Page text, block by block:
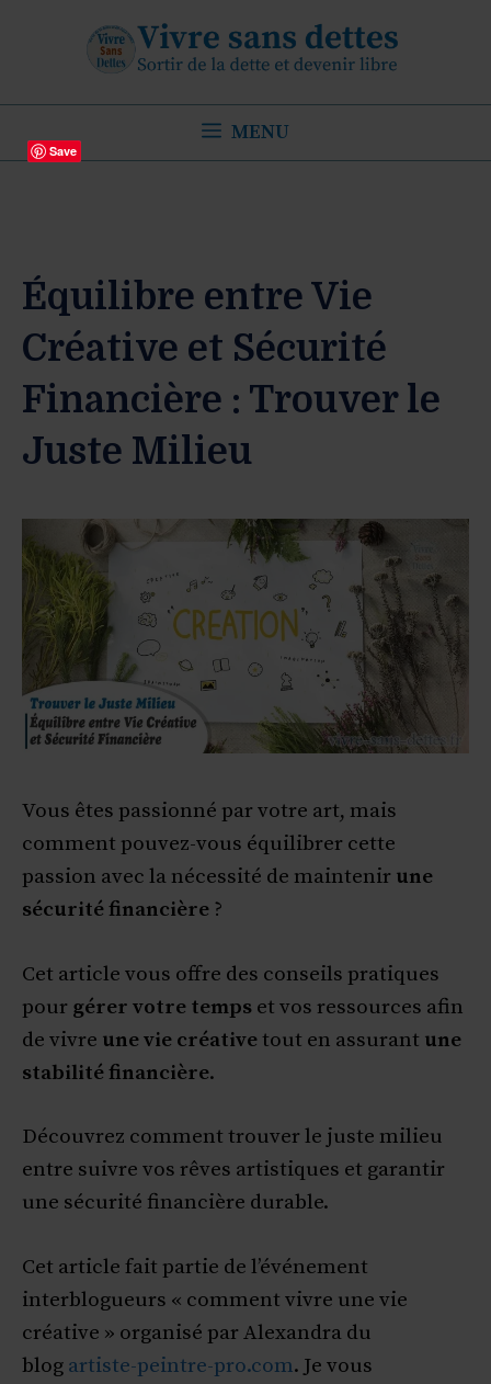
MENU
Équilibre entre Vie
Créative et Sécurité
Financière : Trouver le
Juste Milieu
Vous êtes passionné par votre art, mais
comment pouvez-vous équilibrer cette
passion avec la nécessité de maintenir une
sécurité financière ?
Cet article vous offre des conseils pratiques
pour gérer votre temps et vos ressources afin
de vivre une vie créativetout en assurant une
stabilité financière.
Découvrez comment trouver le juste milieu
entre suivre vos rêves artistiques et garantir
une sécurité financière durable.
Cet article fait partie de l’événement
interblogueurs « comment vivre une vie
créative » organisé par Alexandra du
blog artiste-peintre-pro.com. Je vous
Save